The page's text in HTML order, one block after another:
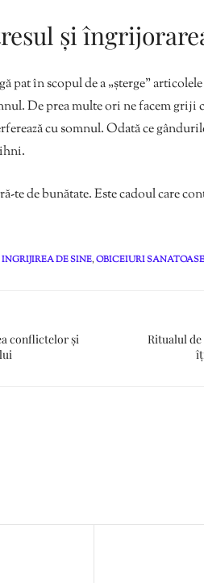
și
pat în scopul de a „șterge”
De prea multe ori ne facem griji
cu somnul. Odată ce
te de bunătate. Este cadoul care
INGRIJIREA DE SINE,OBICEIURI SANATOASE
conflictelor și
Ritualul de